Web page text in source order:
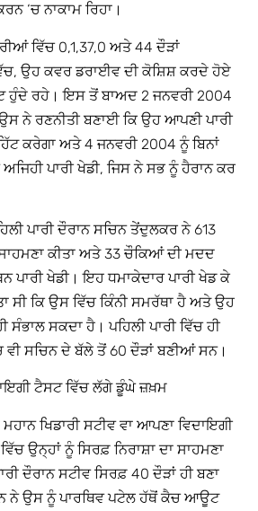
‘ਚ ਨਾਕਾਮ ਰਿਹਾ।
ਵਿੱਚ 0,1,37,0 ਅਤੇ 44 ਦੌੜਾਂ
ਉਹ ਕਵਰ ਡਰਾਈਵ ਦੀ ਕੋਸ਼ਿਸ਼ ਕਰਦੇ ਹੋਏ
ਰਹੇ। ਇਸ ਤੋਂ ਬਾਅਦ 2 ਜਨਵਰੀ 2004
ਨੇ ਰਣਨੀਤੀ ਬਣਾਈ ਕਿ ਉਹ ਆਪਣੀ ਪਾਰੀ
ਕਰੇਗਾ ਅਤੇ 4 ਜਨਵਰੀ 2004 ਨੂੰ ਬਿਨਾਂ
ਪਾਰੀ ਖੇਡੀ, ਜਿਸ ਨੇ ਸਭ ਨੂੰ ਹੈਰਾਨ ਕਰ
ਪਾਰੀ ਦੌਰਾਨ ਸਚਿਨ ਤੇਂਦੁਲਕਰ ਨੇ 613
ਕੀਤਾ ਅਤੇ 33 ਚੌਕਿਆਂ ਦੀ ਮਦਦ
ਪਾਰੀ ਖੇਡੀ। ਇਹ ਧਮਾਕੇਦਾਰ ਪਾਰੀ ਖੇਡ ਕੇ
ਸੀ ਕਿ ਉਸ ਵਿੱਚ ਕਿੰਨੀ ਸਮਰੱਥਾ ਹੈ ਅਤੇ ਉਹ
ਸਕਦਾ ਹੈ। ਪਹਿਲੀ ਪਾਰੀ ਵਿੱਚ ਹੀ
ਵੀ ਸਚਿਨ ਦੇ ਬੱਲੇ ਤੋਂ 60 ਦੌੜਾਂ ਬਣੀਆਂ ਸਨ।
ਟੈਸਟ ਵਿੱਚ ਲੱਗੇ ਡੂੰਘੇ ਜ਼ਖ਼ਮ
ਖਿਡਾਰੀ ਸਟੀਵ ਵਾ ਆਪਣਾ ਵਿਦਾਇਗੀ
ਉਨ੍ਹਾਂ ਨੂੰ ਸਿਰਫ਼ ਨਿਰਾਸ਼ਾ ਦਾ ਸਾਹਮਣਾ
ਦੌਰਾਨ ਸਟੀਵ ਸਿਰਫ਼ 40 ਦੌੜਾਂ ਹੀ ਬਣਾ
ਨੇ ਉਸ ਨੂੰ ਪਾਰਥਿਵ ਪਟੇਲ ਹੱਥੋਂ ਕੈਚ ਆਊਟ